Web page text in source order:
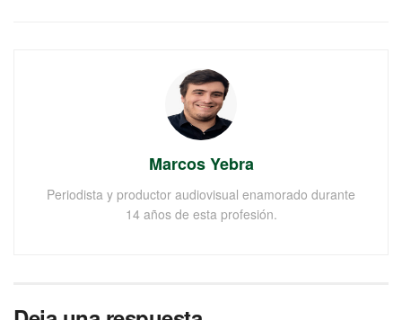
Marcos Yebra
Periodista y productor audiovisual enamorado durante
14 años de esta profesión.